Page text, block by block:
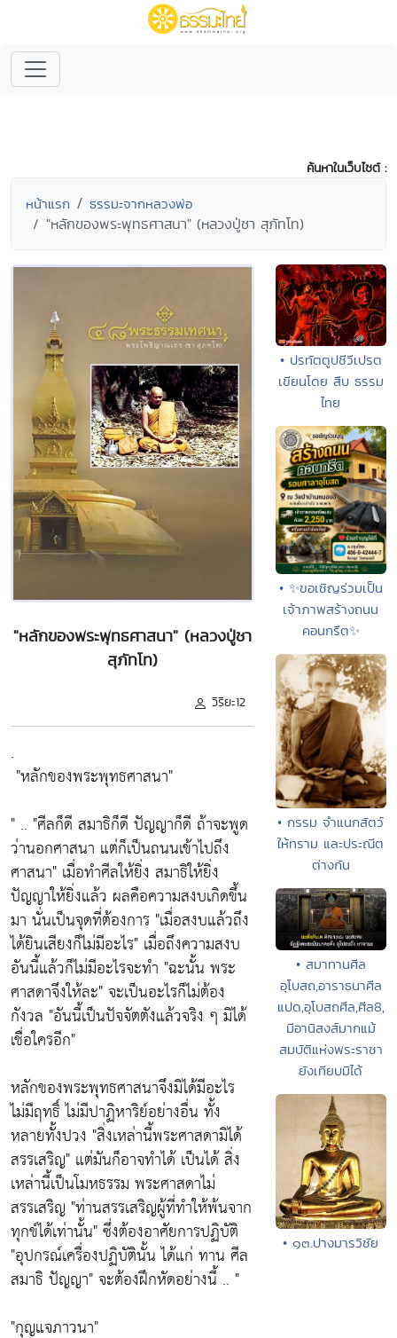
ค้นหาในเว็บไซต์ :
หน้าแรก ธรรมะจากหลวงพ่อ
"หลักของพระพุทธศาสนา" (หลวงปู่ชา สุภัทโท)
"หลักของพระพุทธศาสนา" (หลวงปู่ชา
สุภัทโท)
วิริยะ12
.
"หลักของพระพุทธศาสนา"
" .. "ศีลก็ดี สมาธิก็ดี ปัญญาก็ดี ถ้าจะพูด
ว่านอกศาสนา แต่ก็เป็นถนนเข้าไปถึง
ศาสนา" เมื่อทำศีลให้ยิ่ง สมาธิให้ยิ่ง
ปัญญาให้ยิ่งแล้ว ผลคือความสงบเกิดขึ้น
มา นั่นเป็นจุดที่ต้องการ "เมื่อสงบแล้วถึง
ได้ยินเสียงก็ไม่มีอะไร" เมื่อถึงความสงบ
อันนี้แล้วก็ไม่มีอะไรจะทำ "ฉะนั้น พระ
ศาสดาจึงให้ละ"จะเป็นอะไรก็ไม่ต้อง
กังวล "อันนี้เป็นปัจจัตตังแล้วจริง ๆ มิได้
เชื่อใครอีก"
หลักของพระพุทธศาสนาจึงมิได้มีอะไร
ไม่มีฤทธิ์ ไม่มีปาฏิหาริย์อย่างอื่น ทั้ง
หลายทั้งปวง "สิ่งเหล่านี้พระศาสดามิได้
สรรเสริญ" แต่มันก็อาจทำได้ เป็นได้ สิ่ง
เหล่านี้เป็นโมหธรรม พระศาสดาไม่
สรรเสริญ "ท่านสรรเสริญผู้ที่ทำให้พ้นจาก
ทุกข์ได้เท่านั้น"ซึ่งต้องอาศัยการปฏิบัติ
"อุปกรณ์เครื่องปฏิบัตินั้น ได้แก่ ทาน ศีล
สมาธิ ปัญญา"จะต้องฝึกหัดอย่างนี้ .. "
"กุญแจภาวนา"
• ปรทัตตูปชีวีเปรต
เขียนโดย สืบ ธรรม
ไทย
• ✨ขอเชิญร่วมเป็น
เจ้าภาพสร้างถนน
คอนกรีต✨
• กรรม จำแนกสัตว์
ให้ทราม และประณีต
ต่างกัน
• สมาทานศีล
อุโบสถ,อาราธนาศีล
แปด,อุโบสถศีล,ศีล8,
มีอานิสงส์มากแม้
สมบัติแห่งพระราชา
ยังเทียบมิได้
• ๑๓.ปางมารวิชัย